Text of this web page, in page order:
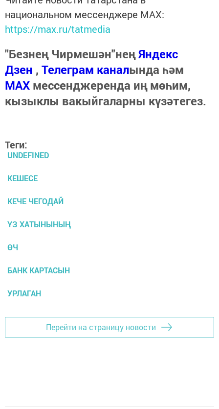
национальном мессенджере MАХ:
https://max.ru/tatmedia
"Безнең Чирмешән"неңЯндекс
Дзен , Телеграм каналында һәм
МАХ мессенджеренда иң мөһим,
кызыклы вакыйгаларны күзәтегез.
Теги:
UNDEFINED
КЕШЕСЕ
КЕЧЕ ЧЕГОДАЙ
ҮЗ ХАТЫНЫНЫҢ
ӨЧ
БАНК КАРТАСЫН
УРЛАГАН
Перейти на страницу новости